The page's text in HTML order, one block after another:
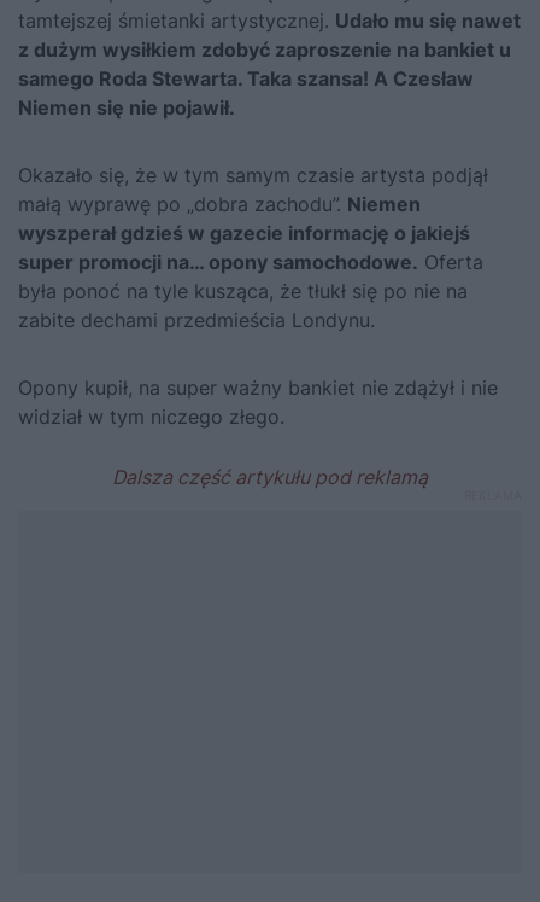
tamtejszej śmietanki artystycznej. Udało mu się nawet
z dużym wysiłkiem zdobyć zaproszenie na bankiet u
samego Roda Stewarta. Taka szansa! A Czesław
Niemen się nie pojawił.
Okazało się, że w tym samym czasie artysta podjął
małą wyprawę po „dobra zachodu”. Niemen
wyszperał gdzieś w gazecie informację o jakiejś
super promocji na… opony samochodowe. Oferta
była ponoć na tyle kusząca, że tłukł się po nie na
zabite dechami przedmieścia Londynu.
Opony kupił, na super ważny bankiet nie zdążył i nie
widział w tym niczego złego.